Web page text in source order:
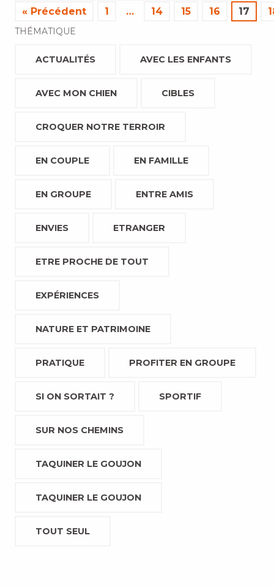
« Précédent 1 … 14 15 16 17
THÉMATIQUE
ACTUALITÉS AVEC LES ENFANTS
AVEC MON CHIEN CIBLES
CROQUER NOTRE TERROIR
EN COUPLE EN FAMILLE
EN GROUPE ENTRE AMIS
ENVIES ETRANGER
ETRE PROCHE DE TOUT
EXPÉRIENCES
NATURE ET PATRIMOINE
PRATIQUE PROFITER EN GROUPE
SI ON SORTAIT ? SPORTIF
SUR NOS CHEMINS
TAQUINER LE GOUJON
TAQUINER LE GOUJON
TOUT SEUL